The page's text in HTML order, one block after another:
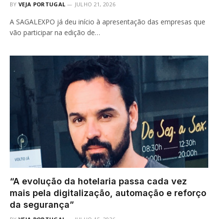
BY VEJA PORTUGAL JULHO 21, 2026
A SAGALEXPO já deu início à apresentação das empresas que
vão participar na edição de…
“A evolução da hotelaria passa cada vez
mais pela digitalização, automação e reforço
da segurança”